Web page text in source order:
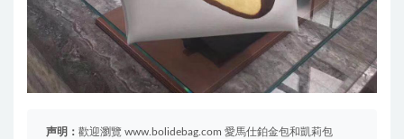
声明： 歡迎瀏覽 www.bolidebag.com 愛馬仕鉑金包和凱莉包